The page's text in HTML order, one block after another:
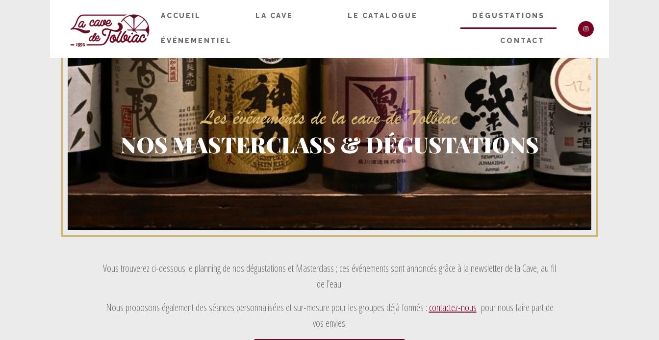
ACCUEIL LA CAVE LE CATALOGUE DÉGUSTATIONS
ÉVÉNEMENTIEL CONTACT
Les événements de la cave de Tolbiac
NOS MASTERCLASS & DÉGUSTATIONS
Vous trouverez ci-dessous le planning de nos dégustations et Masterclass ; ces événements sont annoncés grâce à la newsletter de la Cave, au fil
de l’eau.
Nous proposons également des séances personnalisées et sur-mesure pour les groupes déjà formés : contactez-nous pour nous faire part de
vos envies.